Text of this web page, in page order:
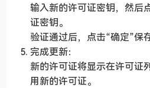
输入新的许可证密钥，然后
证密钥。
验证通过后，点击“确定”保
完成更新：
新的许可证将显示在许可证
用新的许可证。